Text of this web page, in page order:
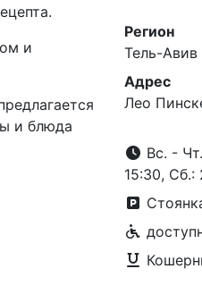
и
и блюда
Регион
Тель-Авив
Адрес
Лео
Вс. -
15:30, Сб.: